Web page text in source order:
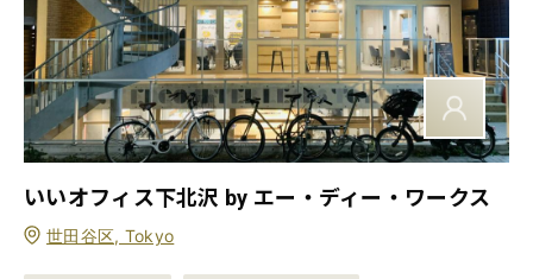
いいオフィス下北沢 by エー・ディー・ワークス
世田谷区, Tokyo